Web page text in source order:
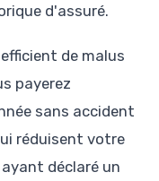
d'assuré.
de malus
payerez
sans accident
réduisent votre
déclaré un